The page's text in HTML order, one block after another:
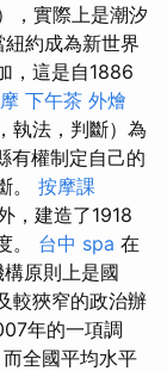
，實際上是潮汐
約成為新世界
，這是自1886
下午茶 外燴
執法，判斷）為
有權制定自己的
。 按摩課
，建造了1918
。 台中 spa 在
原則上是國
較狹窄的政治辦
年的一項調
全國平均水平